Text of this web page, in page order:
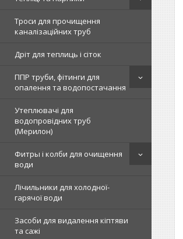
Троси для прочищення
каналізаційних труб
Дріт для теплиць і сіток
ППР труби, фітинги для
опалення та водопостачання
Утеплювачі для
водопровідних труб
(Мерилон)
Фитры і колби для очищення
води
Лічильники для холодної-
гарячої води
Засоби для видалення кіптяви
та сажі